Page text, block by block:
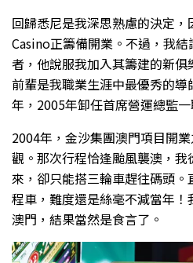
回歸悉尼是我深思熟慮的決定
Casino正籌備開業。不過，我
者，他說服我加入其籌建的新
前輩是我職業生涯中最優秀的
年，2005年卸任首席營運總監一
2004年，金沙集團澳門項目開
觀。那次行程恰逢颱風襲澳，
來，卻只能搭三輪車趕往碼頭
程車，難度還是絲毫不減當年
澳門，結果當然是食言了。